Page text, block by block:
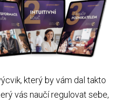
který by vám dal takto
vás naučí regulovat sebe,